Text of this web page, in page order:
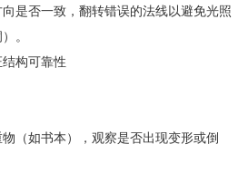
否一致，翻转错误的法线以避免光照
。
构可靠性
如书本），观察是否出现变形或倒